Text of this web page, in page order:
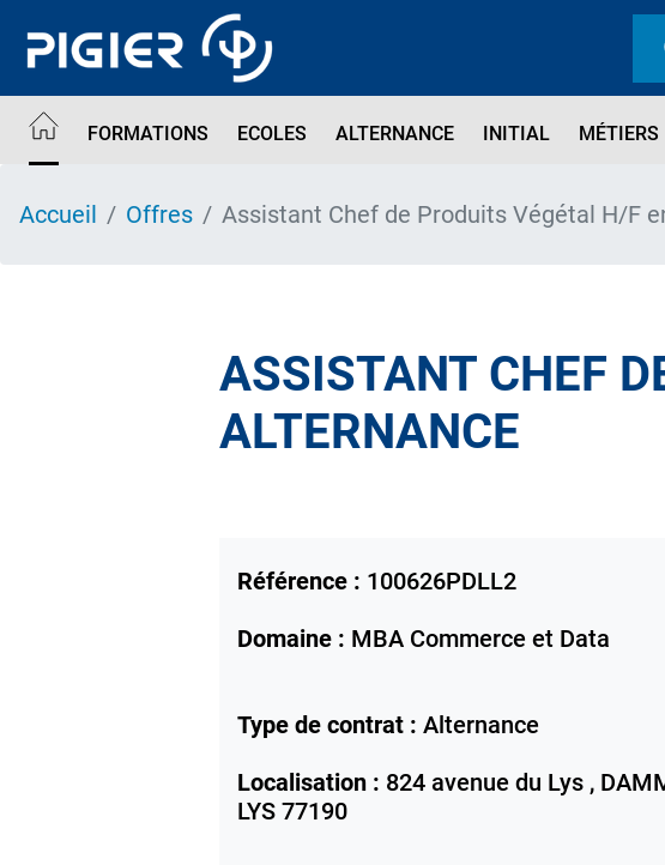
contenu
FORMATIONS ECOLES ALTERNANCE INITIAL MÉTIERS
Accueil Offres Assistant Chef de Produits Végétal H/F
ASSISTANT CHEF
ALTERNANCE
Référence : 100626PDLL2
Domaine : MBA Commerce et Data
Type de contrat : Alternance
Localisation : 824 avenue du Lys ,
LYS 77190